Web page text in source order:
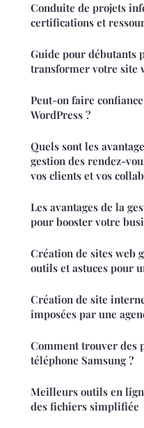
Conduite de projets
certifications et
Guide pour débutants
transformer votre site
Peut-on faire
WordPress ?
Quels sont les
gestion des rendez-
vos clients et vos
Les avantages de la
pour booster votre
Création de sites web
outils et astuces pour
Création de site
imposées par une
Comment trouver des
téléphone Samsung ?
Meilleurs outils en
des fichiers simplifiée